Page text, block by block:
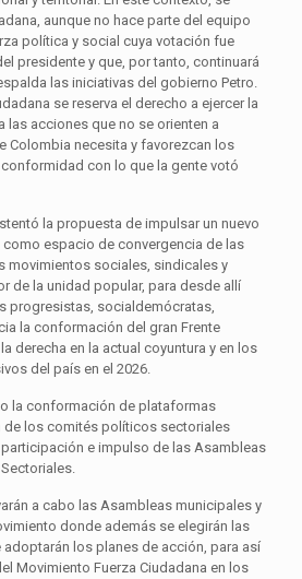
aunque no hace parte del equipo
política y social cuya votación fue
presidente y que, por tanto, continuará
las iniciativas del gobierno Petro.
se reserva el derecho a ejercer la
las acciones que no se orienten a
Colombia necesita y favorezcan los
con lo que la gente votó
la propuesta de impulsar un nuevo
como espacio de convergencia de las
movimientos sociales, sindicales y
de la unidad popular, para desde allí
progresistas, socialdemócratas,
la conformación del gran Frente
derecha en la actual coyuntura y en los
del país en el 2026.
la conformación de plataformas
de los comités políticos sectoriales
e impulso de las Asambleas
a cabo las Asambleas municipales y
donde además se elegirán las
los planes de acción, para así
Movimiento Fuerza Ciudadana en los